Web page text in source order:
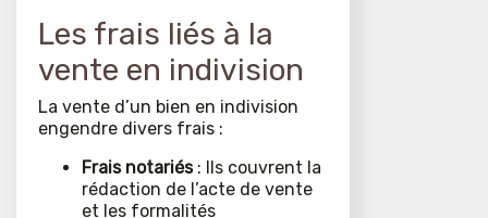
Les frais liés à la
vente en indivision
La vente d’un bien en indivision
engendre divers frais :
Frais notariés: Ils couvrent la
rédaction de l’acte de vente
et les formalités